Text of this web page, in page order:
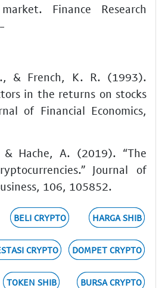
Finance Research
& French, K. R. (1993).
in the returns on stocks
of Financial Economics,
Hache, A. (2019). “The
Journal of
106, 105852.
BELI CRYPTO HARGA SHIB
CRYPTO DOMPET CRYPTO
TOKEN SHIB BURSA CRYPTO